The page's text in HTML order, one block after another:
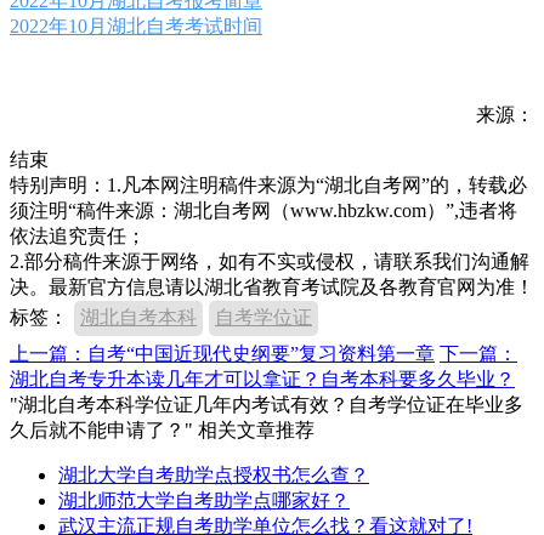
2022年10月湖北自考考试时间
来源：
结束
特别声明：1.凡本网注明稿件来源为“湖北自考网”的，转载必
须注明“稿件来源：湖北自考网（www.hbzkw.com）”,违者将
依法追究责任；
2.部分稿件来源于网络，如有不实或侵权，请联系我们沟通解
决。最新官方信息请以湖北省教育考试院及各教育官网为准！
标签：
湖北自考本科
自考学位证
上一篇：自考“中国近现代史纲要”复习资料第一章 下一篇：
湖北自考专升本读几年才可以拿证？自考本科要多久毕业？
"湖北自考本科学位证几年内考试有效？自考学位证在毕业多
久后就不能申请了？" 相关文章推荐
湖北大学自考助学点授权书怎么查？
湖北师范大学自考助学点哪家好？
武汉主流正规自考助学单位怎么找？看这就对了!